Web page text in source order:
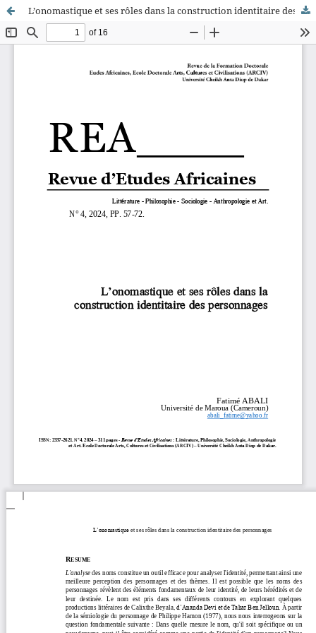
L’onomastique et ses rôles dans la construction identitaire des personnages